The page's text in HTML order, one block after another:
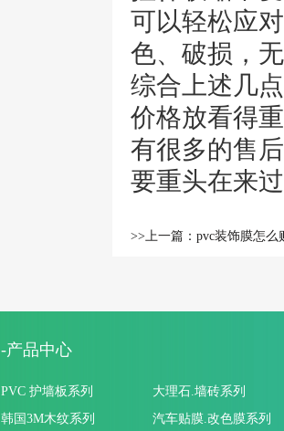
可以轻松应
色、破损，
综合上述几
价格放看得
有很多的售
要重头在来
>>上一篇：pvc装饰膜怎么
-产品中心
PVC 护墙板系列
韩国3M木纹系列
大理石.墙砖系列
汽车贴膜.改色膜系列